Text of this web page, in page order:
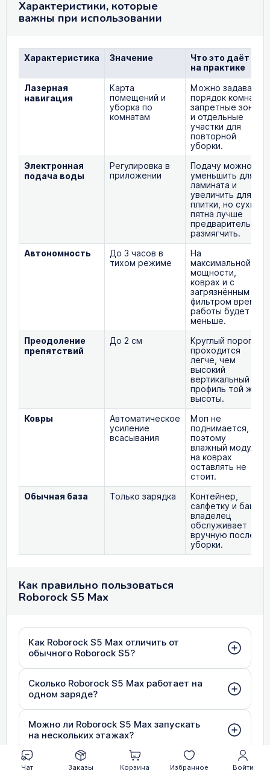
Войти
Заказы Избранное
Чат Корзина
Характеристики, которые
важны при использовании
Характеристика Значение Что это даёт
на практике
Лазерная
навигация
Карта
помещений и
уборка по
комнатам
Можно задавать
порядок комнат,
запретные зоны
и отдельные
участки для
повторной
уборки.
Электронная
подача воды
Регулировка в
приложении
Подачу можно
уменьшить для
ламината и
увеличить для
плитки, но сухие
пятна лучше
предварительно
размягчить.
Автономность
До 3 часов в
тихом режиме
На
максимальной
мощности,
коврах и с
загрязнённым
фильтром время
работы будет
меньше.
Преодоление
препятствий
До 2 см
Круглый порог
проходится
легче, чем
высокий
вертикальный
профиль той же
высоты.
Ковры
Автоматическое
усиление
всасывания
Моп не
поднимается,
поэтому
влажный модуль
на коврах
оставлять не
стоит.
Обычная база Только зарядка
Контейнер,
салфетку и бак
владелец
обслуживает
вручную после
уборки.
Как правильно пользоваться
Roborock S5 Max
Как Roborock S5 Max отличить от
обычного Roborock S5?
Сколько Roborock S5 Max работает на
одном заряде?
Можно ли Roborock S5 Max запускать
на нескольких этажах?
Можно ли Roborock S5 Max мыть